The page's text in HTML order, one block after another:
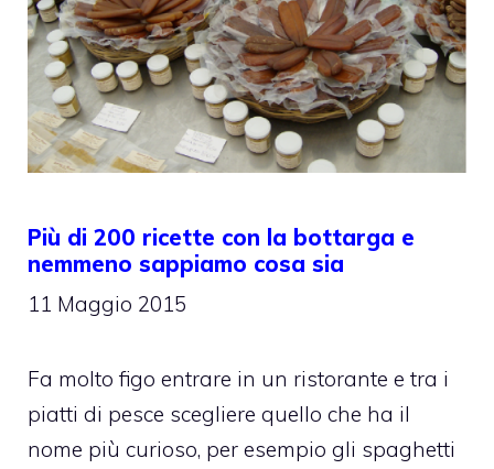
Più di 200 ricette con la bottarga e
nemmeno sappiamo cosa sia
11 Maggio 2015
Fa molto figo entrare in un ristorante e tra i
piatti di pesce scegliere quello che ha il
nome più curioso, per esempio gli spaghetti